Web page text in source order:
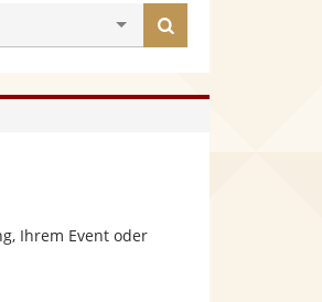
finden
Ihrem Event oder